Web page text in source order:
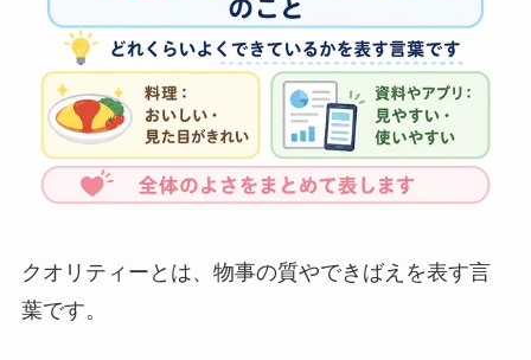
クオリティーとは、物事の質やできばえを表す言
葉です。